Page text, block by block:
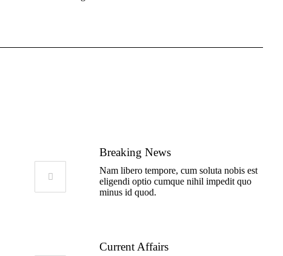
Breaking News
Nam libero tempore, cum soluta nobis est
eligendi optio cumque nihil impedit quo
minus id quod.
Current Affairs